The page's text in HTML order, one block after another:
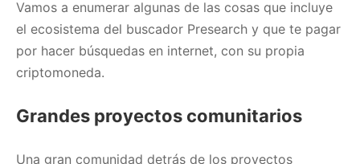
Vamos a enumerar algunas de las cosas que incluye
el ecosistema del buscador Presearch y que te pagar
por hacer búsquedas en internet, con su propia
criptomoneda.
Grandes proyectos comunitarios
Una gran comunidad detrás de los proyectos